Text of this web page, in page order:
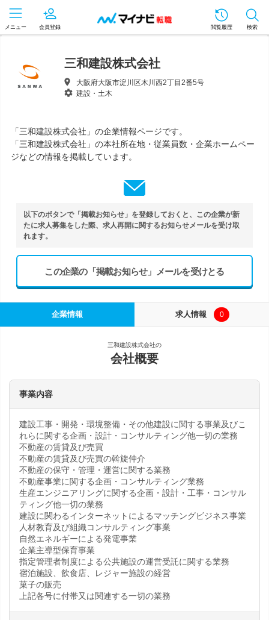
メニュー 会員登録 閲覧履歴 検索
三和建設株式会社
大阪府大阪市淀川区木川西2丁目2番5号
建設・土木
「三和建設株式会社」の企業情報ページです。
「三和建設株式会社」の本社所在地・従業員数・企業ホームペー
ジなどの情報を掲載しています。
以下のボタンで「掲載お知らせ」を登録しておくと、この企業が新
たに求人募集をした際、求人再開に関するお知らせメールを受け取
れます。
この企業の「掲載お知らせ」メールを受けとる
企業情報 求人情報 0
三和建設株式会社の
会社概要
事業内容
建設工事・開発・環境整備・その他建設に関する事業及びこ
れらに関する企画・設計・コンサルティング他一切の業務
不動産の賃貸及び売買
不動産の賃貸及び売買の斡旋仲介
不動産の保守・管理・運営に関する業務
不動産事業に関する企画・コンサルティング業務
生産エンジニアリングに関する企画・設計・工事・コンサル
ティング他一切の業務
建設に関わるインターネットによるマッチングビジネス事業
人材教育及び組織コンサルティング事業
自然エネルギーによる発電事業
企業主導型保育事業
指定管理者制度による公共施設の運営受託に関する業務
宿泊施設、飲食店、レジャー施設の経営
菓子の販売
上記各号に付帯又は関連する一切の業務